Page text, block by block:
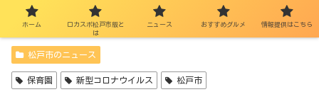
松戸市のニュース
保育園 新型コロナウイルス 松戸市
ホーム
ロカスポ松戸市版と
は
ニュース おすすめグルメ 情報提供はこちら